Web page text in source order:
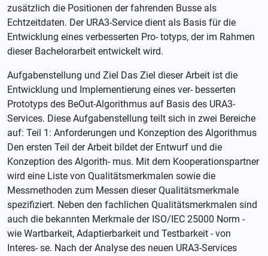
zusätzlich die Positionen der fahrenden Busse als
Echtzeitdaten. Der URA3-Service dient als Basis für die
Entwicklung eines verbesserten Pro- totyps, der im Rahmen
dieser Bachelorarbeit entwickelt wird.
Aufgabenstellung und Ziel Das Ziel dieser Arbeit ist die
Entwicklung und Implementierung eines ver- besserten
Prototyps des BeOut-Algorithmus auf Basis des URA3-
Services. Diese Aufgabenstellung teilt sich in zwei Bereiche
auf: Teil 1: Anforderungen und Konzeption des Algorithmus
Den ersten Teil der Arbeit bildet der Entwurf und die
Konzeption des Algorith- mus. Mit dem Kooperationspartner
wird eine Liste von Qualitätsmerkmalen sowie die
Messmethoden zum Messen dieser Qualitätsmerkmale
spezifiziert. Neben den fachlichen Qualitätsmerkmalen sind
auch die bekannten Merkmale der ISO/IEC 25000 Norm -
wie Wartbarkeit, Adaptierbarkeit und Testbarkeit - von
Interes- se. Nach der Analyse des neuen URA3-Services